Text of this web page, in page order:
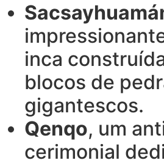
inca
blocos de
gigantescos.
Qenqo, um
cerimonial